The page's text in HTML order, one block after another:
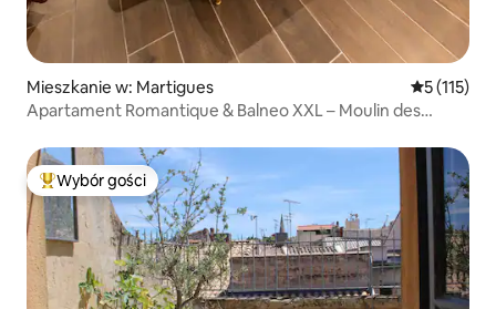
Mieszkanie w: Martigues Średnia
5 (115)
Apartament Romantique & Balneo XXL – Moulin des
Najpopularniejsze z kategorii Wybór gości
Wybór gości